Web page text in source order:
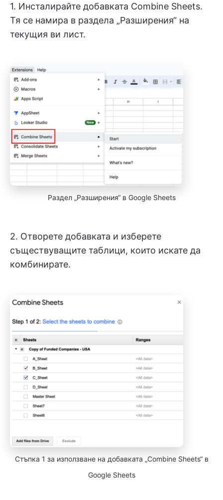
1. Инсталирайте добавката Combine Sheets.
Тя се намира в раздела „Разширения“ на
текущия ви лист.
Раздел „Разширения“ в Google Sheets
2. Отворете добавката и изберете
съществуващите таблици, които искате да
комбинирате.
Стъпка 1 за използване на добавката „Combine Sheets“ в
Google Sheets